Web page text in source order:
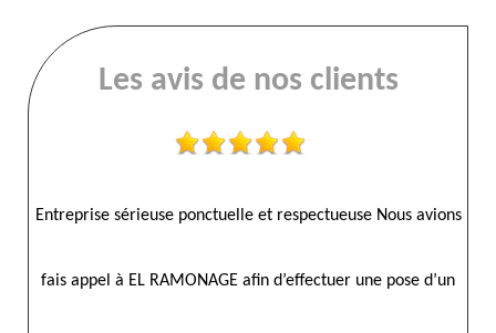
Les avis de nos clients
Entreprise sérieuse ponctuelle et respectueuse Nous avions
fais appel à EL RAMONAGE afin d’effectuer une pose d’un